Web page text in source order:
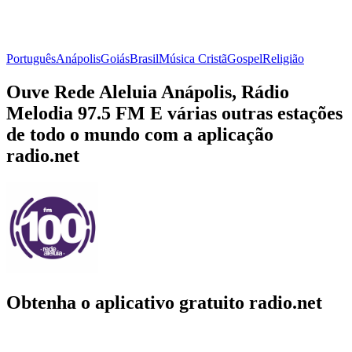
PortuguêsAnápolisGoiásBrasilMúsica CristãGospelReligião
Ouve Rede Aleluia Anápolis, Rádio
Melodia 97.5 FM E várias outras estações
de todo o mundo com a aplicação
radio.net
Obtenha o aplicativo gratuito radio.net